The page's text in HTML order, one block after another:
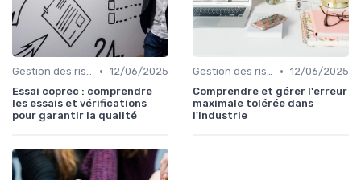
Gestion des risques • 12/06/2025
Essai coprec : comprendre
les essais et vérifications
pour garantir la qualité
Gestion des risques • 12/06/2025
Comprendre et gérer l'erreur
maximale tolérée dans
l'industrie